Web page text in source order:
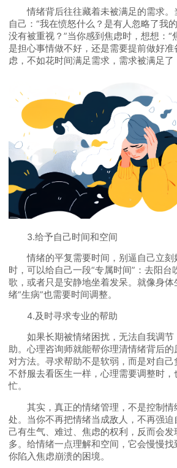
情绪背后往往藏着未被满足的需求。
自己：“我在愤怒什么？是有人忽略了我
没有被重视？”当你感到焦虑时，想想：“
是担心事情做不好，还是需要提前做好准
虑，不如花时间满足需求，需求被满足了
3.给予自己时间和空间
情绪的平复需要时间，别逼自己立刻
时，可以给自己一段“专属时间”：去阳台
歌，或者只是安静地坐着发呆。就像身
绪“生病”也需要时间调整。
4.及时寻求专业的帮助
如果长期被情绪困扰，无法自我调节
助。心理咨询师就能帮你理清情绪背后
对方法。寻求帮助不是软弱，而是对自
不舒服去看医生一样，心理需要调整时
忙。
其实，真正的情绪管理，不是控制情
处。当你不再把情绪当成敌人，不再强
己有生气、难过、焦虑的权利，反而会
多。给情绪一点理解和空间，它会慢慢
你陷入焦虑崩溃的困境。